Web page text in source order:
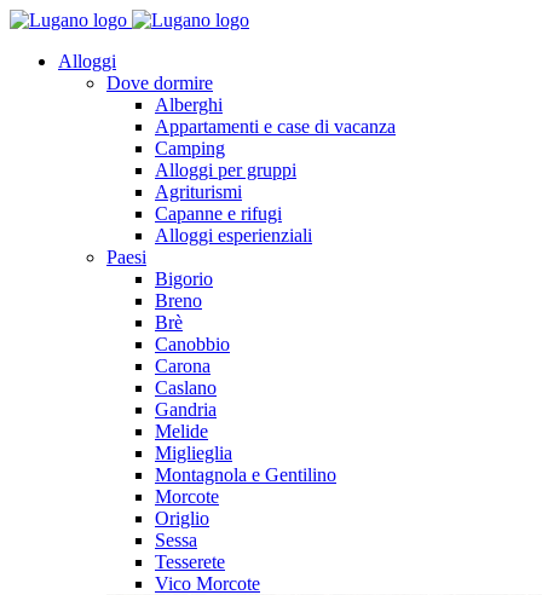
Alloggi
Dove dormire
Alberghi
Appartamenti e case di vacanza
Camping
Alloggi per gruppi
Agriturismi
Capanne e rifugi
Alloggi esperienziali
Paesi
Bigorio
Breno
Brè
Canobbio
Carona
Caslano
Gandria
Melide
Miglieglia
Montagnola e Gentilino
Morcote
Origlio
Sessa
Tesserete
Vico Morcote